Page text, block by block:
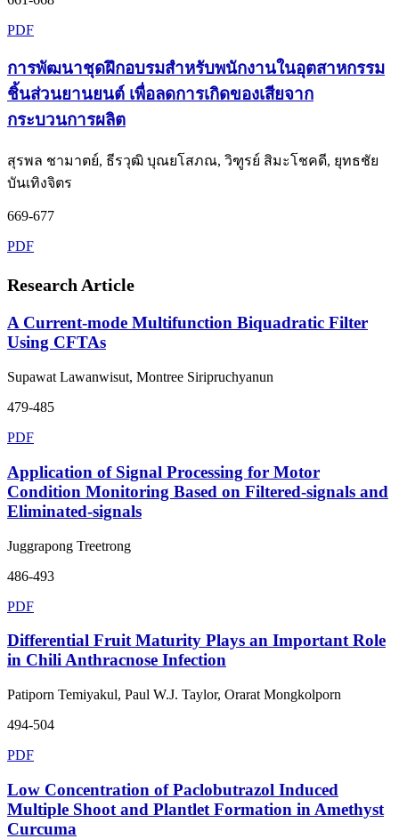
PDF
การพัฒนาชุดฝึกอบรมสำหรับพนักงานในอุตสาหกรรม
ชิ้นส่วนยานยนต์ เพื่อลดการเกิดของเสียจาก
กระบวนการผลิต
สุรพล ชามาตย์, ธีรวุฒิ บุณยโสภณ, วิฑูรย์ สิมะโชคดี, ยุทธชัย
บันเทิงจิตร
669-677
PDF
Research Article
A Current-mode Multifunction Biquadratic Filter
Using CFTAs
Supawat Lawanwisut, Montree Siripruchyanun
479-485
PDF
Application of Signal Processing for Motor
Condition Monitoring Based on Filtered-signals and
Eliminated-signals
Juggrapong Treetrong
486-493
PDF
Differential Fruit Maturity Plays an Important Role
in Chili Anthracnose Infection
Patiporn Temiyakul, Paul W.J. Taylor, Orarat Mongkolporn
494-504
PDF
Low Concentration of Paclobutrazol Induced
Multiple Shoot and Plantlet Formation in Amethyst
Curcuma